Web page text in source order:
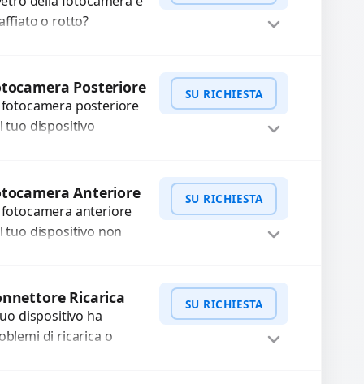
o rotto?
per 3 mesi....
WhatsApp
Posteriore
fotocamera posteriore
tuo dispositivo
come immagini
messa a fuoco
funzionante,...
SU RICHIESTA
WhatsApp
Anteriore
fotocamera anteriore
tuo dispositivo non
con problemi
immagini sfocate,
a...
SU RICHIESTA
WhatsApp
Ricarica
dispositivo ha
di ricarica o
SU RICHIESTA